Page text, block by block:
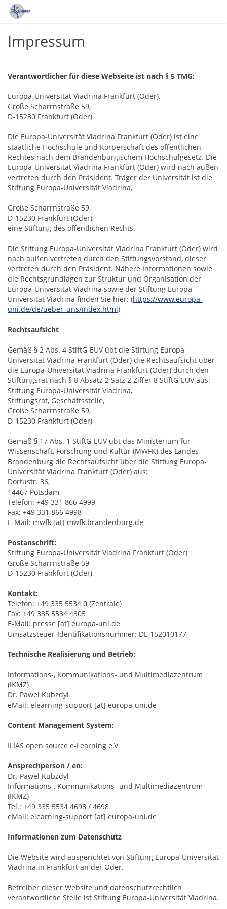
Impressum
Verantwortlicher für diese Webseite ist nach § 5 TMG:
Europa-Universität Viadrina Frankfurt (Oder),
Große Scharrnstraße 59,
D-15230 Frankfurt (Oder)
Die Europa-Universität Viadrina Frankfurt (Oder) ist eine
staatliche Hochschule und Körperschaft des öffentlichen
Rechtes nach dem Brandenburgischem Hochschulgesetz. Die
Europa-Universität Viadrina Frankfurt (Oder) wird nach außen
vertreten durch den Präsident. Träger der Universität ist die
Stiftung Europa-Universität Viadrina,
Große Scharrnstraße 59,
D-15230 Frankfurt (Oder),
eine Stiftung des öffentlichen Rechts.
Die Stiftung Europa-Universität Viadrina Frankfurt (Oder) wird
nach außen vertreten durch den Stiftungsvorstand, dieser
vertreten durch den Präsident. Nähere Informationen sowie
die Rechtsgrundlagen zur Struktur und Organisation der
Europa-Universität Viadrina sowie der Stiftung Europa-
Universität Viadrina finden Sie hier: (https://www.europa-
uni.de/de/ueber_uns/index.html)
Rechtsaufsicht
Gemäß § 2 Abs. 4 StiftG-EUV übt die Stiftung Europa-
Universität Viadrina Frankfurt (Oder) die Rechtsaufsicht über
die Europa-Universität Viadrina Frankfurt (Oder) durch den
Stiftungsrat nach § 8 Absatz 2 Satz 2 Ziffer 8 StiftG-EUV aus:
Stiftung Europa-Universität Viadrina,
Stiftungsrat, Geschäftsstelle,
Große Scharrnstraße 59,
D-15230 Frankfurt (Oder)
Gemäß § 17 Abs. 1 StiftG-EUV übt das Ministerium für
Wissenschaft, Forschung und Kultur (MWFK) des Landes
Brandenburg die Rechtsaufsicht über die Stiftung Europa-
Universität Viadrina Frankfurt (Oder) aus:
Dortustr. 36,
14467 Potsdam
Telefon: +49 331 866 4999
Fax: +49 331 866 4998
E-Mail: mwfk [at] mwfk.brandenburg.de
Postanschrift:
Stiftung Europa-Universität Viadrina Frankfurt (Oder)
Große Scharrnstraße 59
D-15230 Frankfurt (Oder)
Kontakt:
Telefon: +49 335 5534 0 (Zentrale)
Fax: +49 335 5534 4305
E-Mail: presse [at] europa-uni.de
Umsatzsteuer-Identifikationsnummer: DE 152010177
Technische Realisierung und Betrieb:
Informations-, Kommunikations- und Multimediazentrum
(IKMZ)
Dr. Pawel Kubzdyl
eMail: elearning-support [at] europa-uni.de
Content Management System:
ILIAS open source e-Learning e.V
Ansprechperson / en:
Dr. Pawel Kubzdyl
Informations-, Kommunikations- und Multimediazentrum
(IKMZ)
Tel.: +49 335 5534 4698 / 4698
eMail: elearning-support [at] europa-uni.de
Informationen zum Datenschutz
Die Website wird ausgerichtet von Stiftung Europa-Universität
Viadrina in Frankfurt an der Oder.
Betreiber dieser Website und datenschutzrechtlich
verantwortliche Stelle ist Stiftung Europa-Universität Viadrina.